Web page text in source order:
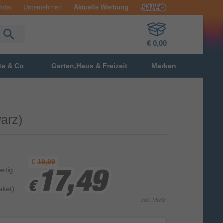
Unternehmen Aktuelle Werbung
€ 0,00
& Co Garten,Haus & Freizeit Marken
€ 19,99
€17,49
€17,49
€17,49
inkl. MwSt.